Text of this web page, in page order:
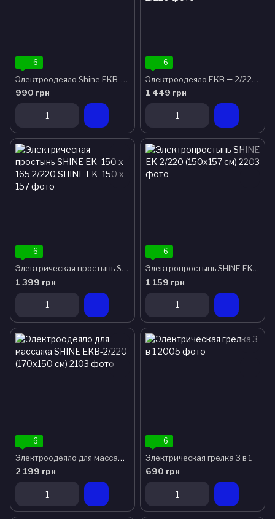
6
Электроодеяло Shine ЕКВ-1/220 165x100 см
990 грн
6
Электроодеяло ЕКВ ― 2/220 Шайн Согревающее одеяло - 165-150
1 449 грн
6
Электрическая простынь SHINE EK- 150 x 165 2/220
1 399 грн
6
Электропростынь SHINE EK-2/220 (150x157 см)
1 159 грн
6
Электроодеяло для массажа SHINE ЕКВ-2/220 (170x150 см)
2 199 грн
6
Электрическая грелка 3 в 1
690 грн